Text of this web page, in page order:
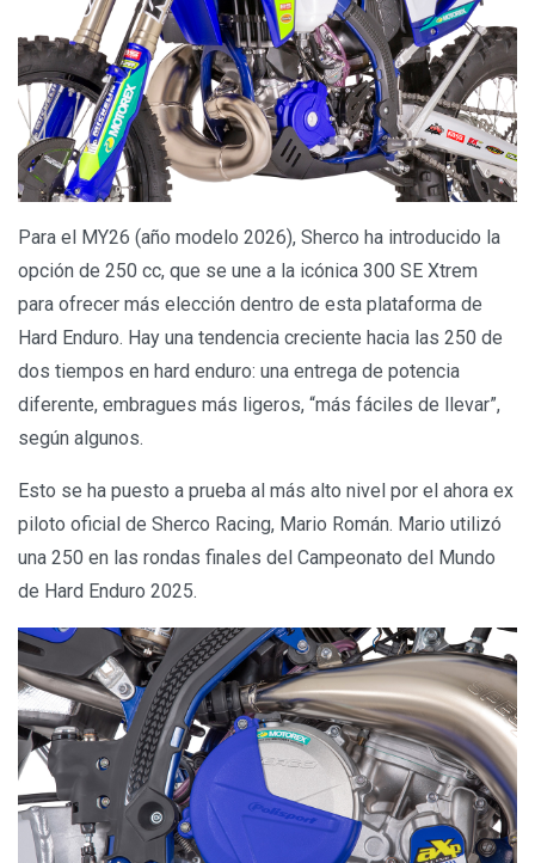
Para el MY26 (año modelo 2026), Sherco ha introducido la
opción de 250 cc, que se une a la icónica 300 SE Xtrem
para ofrecer más elección dentro de esta plataforma de
Hard Enduro. Hay una tendencia creciente hacia las 250 de
dos tiempos en hard enduro: una entrega de potencia
diferente, embragues más ligeros, “más fáciles de llevar”,
según algunos.
Esto se ha puesto a prueba al más alto nivel por el ahora ex
piloto oficial de Sherco Racing, Mario Román. Mario utilizó
una 250 en las rondas finales del Campeonato del Mundo
de Hard Enduro 2025.